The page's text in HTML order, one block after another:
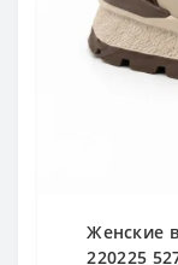
Женские
220225